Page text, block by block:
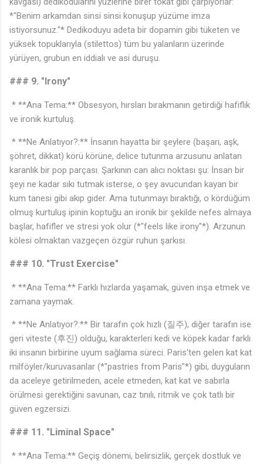
*"Benim arkamdan sinsi sinsi konuşup yüzüme imza
istiyorsunuz."* Dedikoduyu adeta bir dopamin gibi tüketen ve
yüksek topuklarıyla (stilettos) tüm bu yalanların üzerinde
yürüyen, grubun en iddialı ve asi duruşu.
### 9. "Irony"
* **Ana Tema:** Obsesyon, hırsları bırakmanın getirdiği hafiflik
ve ironik kurtuluş.
* **Ne Anlatıyor?:** İnsanın hayatta bir şeylere (başarı, aşk,
şöhret, dikkat) körü körüne, delice tutunma arzusunu anlatan
karanlık bir pop parçası. Şarkının can alıcı noktası şu: İnsan bir
şeyi ne kadar sıkı tutmak isterse, o şey avucundan kayan bir
kum tanesi gibi akıp gider. Ama tutunmayı bıraktığı, o kördüğüm
olmuş kurtuluş ipinin koptuğu an ironik bir şekilde nefes almaya
başlar, hafifler ve stresi yok olur (*"feels like irony"*). Arzunun
kölesi olmaktan vazgeçen özgür ruhun şarkısı.
### 10. "Trust Exercise"
* **Ana Tema:** Farklı hızlarda yaşamak, güven inşa etmek ve
zamana yaymak.
* **Ne Anlatıyor?:** Bir tarafın çok hızlı (질주), diğer tarafın ise
geri viteste (후진) olduğu, karakterleri kedi ve köpek kadar farklı
iki insanın birbirine uyum sağlama süreci. Paris'ten gelen kat kat
milföyler/kuruvasanlar (*"pastries from Paris"*) gibi, duyguların
da aceleye getirilmeden, acele etmeden, kat kat ve sabırla
örülmesi gerektiğini savunan, caz tınılı, ritmik ve çok tatlı bir
güven egzersizi.
### 11. "Liminal Space"
* **Ana Tema:** Geçiş dönemi, belirsizlik, gerçek dostluk ve
♪
♫